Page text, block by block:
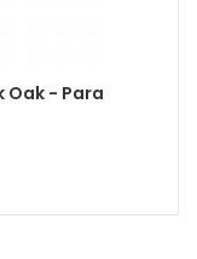
Oak - Para